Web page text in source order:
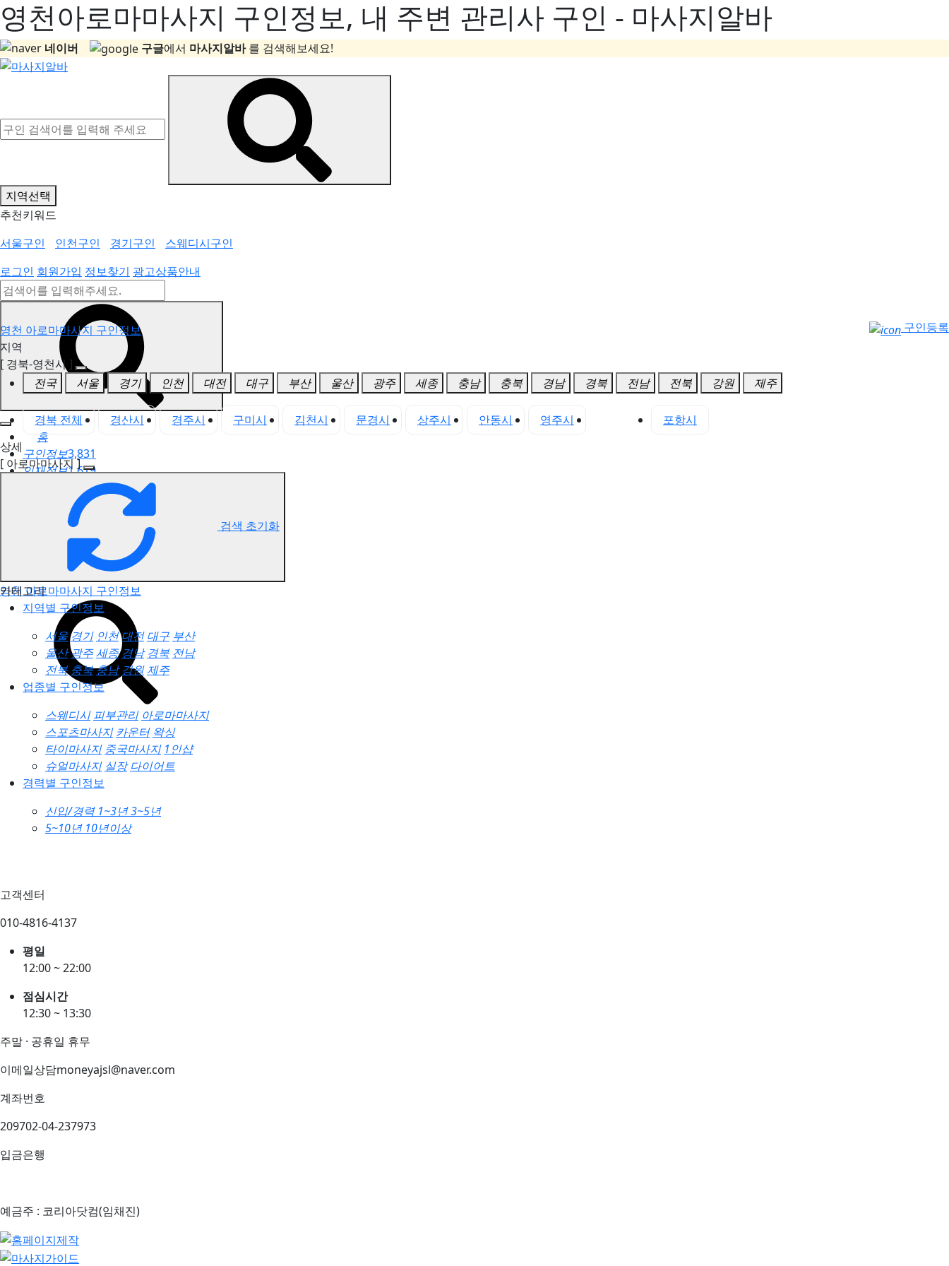
영천아로마마사지 구인정보, 내 주변 관리사 구인 - 마사지알바
네이버 구글에서 마사지알바를 검색해보세요!
지역선택
추천키워드
서울구인
인천구인 경기구인
스웨디시구인
로그인 회원가입 정보찾기 광고상품안내
홈
구인정보3,831
인재정보1,619
고객센터
전국업체정보
마사지가이드
업체 서비스 관리
영천 아로마마사지 구인정보
영천 아로마마사지 구인정보
구인등록
지역
[ 경북-영천시 ]
전국
서울 경기 인천 대전 대구 부산 울산 광주 세종 충남 충북 경남 경북 전남 전북 강원 제주
경북 전체 경산시 경주시 구미시 김천시 문경시 상주시 안동시 영주시
포항시
상세
[ 아로마마사지 ]
검색 초기화
카테고리
지역별 구인정보
서울경기 인천대전 대구 부산
울산광주세종경남 경북 전남
전북 충북충남 강원제주
업종별 구인정보
스웨디시 피부관리 아로마마사지
스포츠마사지 카운터 왁싱
타이마사지 중국마사지 1인샵
슈얼마사지 실장 다이어트
경력별 구인정보
신입/경력 1~3년3~5년
5~10년 10년이상
고객센터
010-4816-4137
평일
12:00 ~ 22:00
점심시간
12:30 ~ 13:30
주말 · 공휴일 휴무
이메일상담moneyajsl@naver.com
계좌번호
209702-04-237973
입금은행
예금주 : 코리아닷컴(임채진)